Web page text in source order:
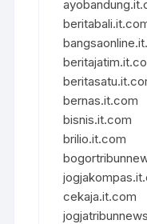
bernas.it.com
bisnis.it.com
brilio.it.com
cekaja.it.com